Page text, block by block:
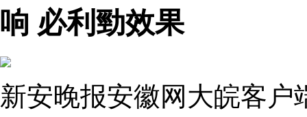
响 必利勁效果
新安晚报安徽网大皖客